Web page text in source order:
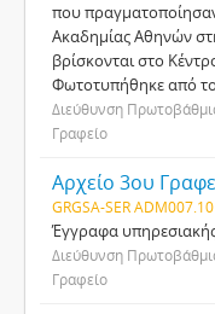
που
Ακαδημίας Αθηνών
βρίσκονται στο
Φωτοτυπήθηκε από
Διεύθυνση
Γραφείο
GRGSA-SER ADM007.10
Έγγραφα
Διεύθυνση
Γραφείο